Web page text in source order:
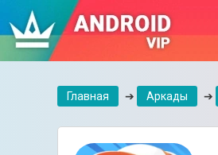
Главная ➔ Аркады ➔